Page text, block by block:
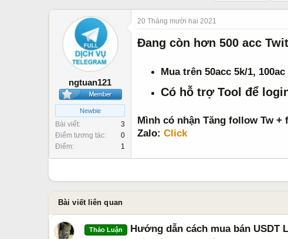
a
e
r
y
t
ầ
u
ẻ
ngtuan121
Newbie
Bài viết
3
Điểm tương tác
0
Điểm
1
20 Tháng mười hai 2021
Đang còn hơn 500 acc
Mua trên 50acc 5k/1,
Có hỗ trợ Tool để
Mình có nhận Tăng follow Tw +
Zalo: Click
Bài viết liên quan
Thảo Luận Hướng dẫn cách mua bán